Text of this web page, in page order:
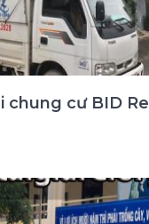
chung cư BID